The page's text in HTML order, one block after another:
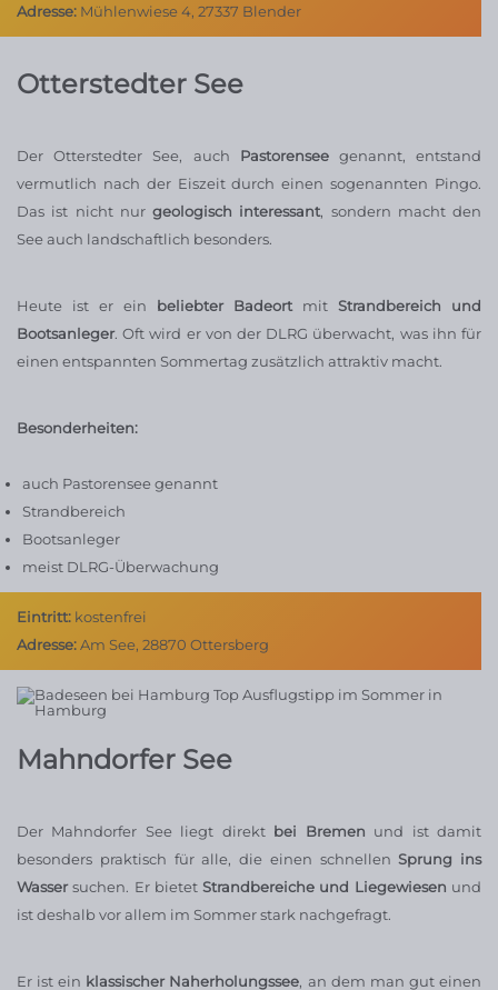
Adresse: Mühlenwiese 4, 27337 Blender
Otterstedter See
Der Otterstedter See, auch Pastorenseegenannt, entstand
vermutlich nach der Eiszeit durch einen sogenannten Pingo.
Das ist nicht nur geologisch interessant, sondern macht den
See auch landschaftlich besonders.
Heute ist er ein beliebter Badeort mit Strandbereich und
Bootsanleger. Oft wird er von der DLRG überwacht, was ihn für
einen entspannten Sommertag zusätzlich attraktiv macht.
Besonderheiten:
auch Pastorensee genannt
Strandbereich
Bootsanleger
meist DLRG-Überwachung
Eintritt: kostenfrei
Adresse:Am See, 28870 Ottersberg
Mahndorfer See
Der Mahndorfer See liegt direkt bei Bremen und ist damit
besonders praktisch für alle, die einen schnellenSprung ins
Wassersuchen. Er bietetStrandbereiche und Liegewiesen und
ist deshalb vor allem im Sommer stark nachgefragt.
Er ist ein klassischer Naherholungssee, an dem man gut einen